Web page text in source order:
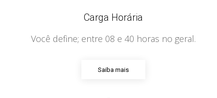
Carga Horária
Você define; entre 08 e 40 horas no geral.
Saiba mais